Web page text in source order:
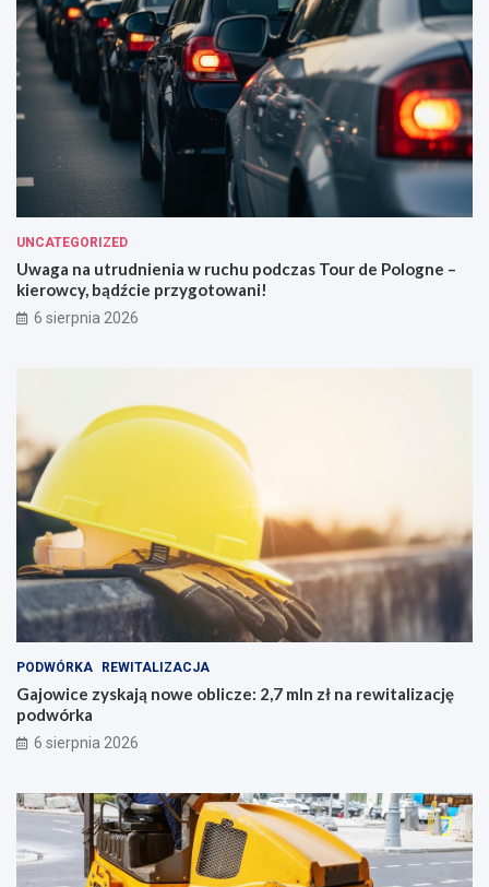
UNCATEGORIZED
Uwaga na utrudnienia w ruchu podczas Tour de Pologne –
kierowcy, bądźcie przygotowani!
6 sierpnia 2026
PODWÓRKA REWITALIZACJA
Gajowice zyskają nowe oblicze: 2,7 mln zł na rewitalizację
podwórka
6 sierpnia 2026